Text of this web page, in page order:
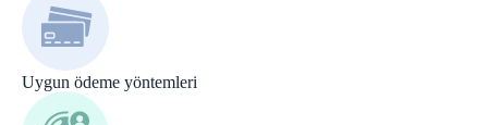
Uygun ödeme yöntemleri